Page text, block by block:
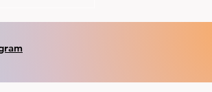
to pb's på